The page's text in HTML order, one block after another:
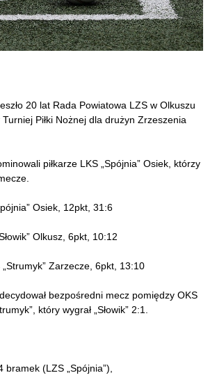
20 lat Rada Powiatowa LZS w Olkuszu
Piłki Nożnej dla drużyn Zrzeszenia
piłkarze LKS „Spójnia” Osiek, którzy
Osiek, 12pkt, 31:6
Olkusz, 6pkt, 10:12
Zarzecze, 6pkt, 13:10
bezpośredni mecz pomiędzy OKS
który wygrał „Słowik” 2:1.
(LZS „Spójnia”),